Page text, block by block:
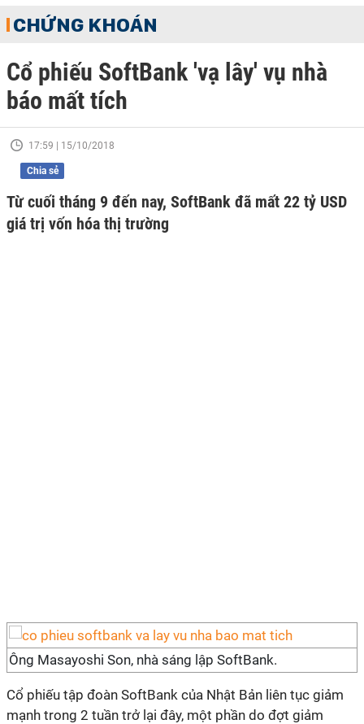
CHỨNG KHOÁN
Cổ phiếu SoftBank 'vạ lây' vụ nhà
báo mất tích
17:59 | 15/10/2018
Chia sẻ
Từ cuối tháng 9 đến nay, SoftBank đã mất 22 tỷ USD
giá trị vốn hóa thị trường
Ông Masayoshi Son, nhà sáng lập SoftBank.
Cổ phiếu tập đoàn SoftBank của Nhật Bản liên tục giảm
mạnh trong 2 tuần trở lại đây, một phần do đợt giảm